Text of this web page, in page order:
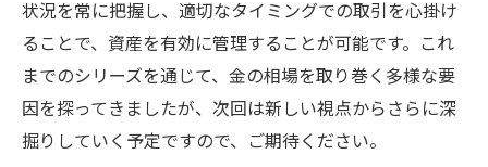
状況を常に把握し、適切なタイミングでの取引を心掛け
ることで、資産を有効に管理することが可能です。これ
までのシリーズを通じて、金の相場を取り巻く多様な要
因を探ってきましたが、次回は新しい視点からさらに深
掘りしていく予定ですので、ご期待ください。